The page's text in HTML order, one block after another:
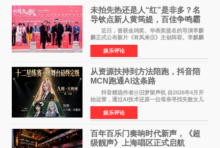
未拍先热还是人“红”是非多？名
导钦点新人黄筠媞，百佳争鸣霸
气回应
近日，曾获金鸡奖、华表奖提名的导演李麒
麟正式公布新片《有凤来仪》主创阵容。李麒麟
早年凭电影《华容道》获得金鸡奖、华表奖提
名，此后长期参与国内外电影制作，其担任制片
人参与的作品亦曾
娱乐评论
从资源扶持到方法陪跑，抖音陪
MCN跑通AI这条路
抖音精选作者@旧梦留声机 自2026年4月开
始运营，通过AI技术还原一位母亲寻找失散女儿
的故事，凭借强情感表达获得大量用户关注，发
布仅21小时便获得超1亿曝光、超1000万互动。
此后，账号持续沿
娱乐评论
百年百乐门奏响时代新声，《超
级靓声》上海唱区正式启航